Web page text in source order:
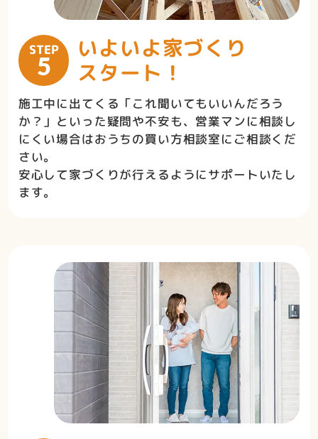
STEP
5
いよいよ家づくり
スタート！
施工中に出てくる「これ聞いてもいいんだろう
か？」といった疑問や不安も、営業マンに相談し
にくい場合はおうちの買い方相談室にご相談くだ
さい。
安心して家づくりが行えるようにサポートいたし
ます。